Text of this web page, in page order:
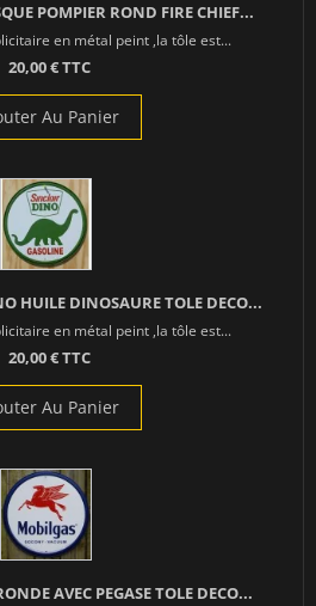
POMPIER ROND FIRE CHIEF...
en métal peint ,la tôle est...
20,00 € TTC
Au Panier
HUILE DINOSAURE TOLE DECO...
en métal peint ,la tôle est...
20,00 € TTC
Au Panier
AVEC PEGASE TOLE DECO...